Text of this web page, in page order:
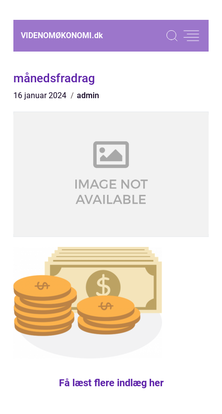
VIDENOMØKONOMI.dk
månedsfradrag
16 januar 2024 admin
Få læst flere indlæg her